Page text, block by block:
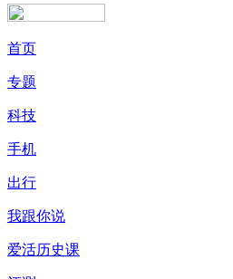
首页
专题
科技
手机
出行
我跟你说
爱活历史课